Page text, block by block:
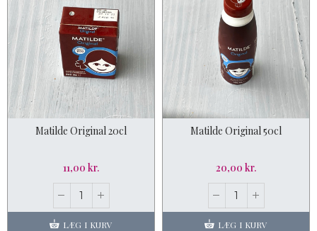
Matilde Original 20cl
11,00 kr.
LÆG I KURV
Matilde Original 50cl
20,00 kr.
LÆG I KURV